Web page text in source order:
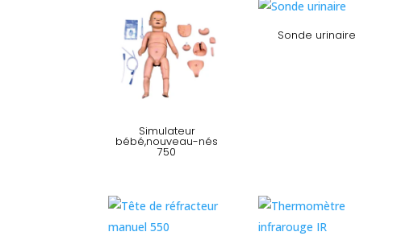
Simulateur
bébé,nouveau-nés
750
Sonde urinaire